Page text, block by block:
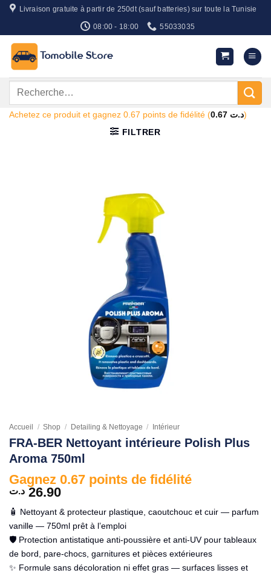
Passer
contenu
Livraison gratuite à partir de 250dt (sauf batteries) sur toute la Tunisie
08:00 - 18:00 55033035
Recherche
Achetez ce produit et gagnez 0.67 points de fidélité (0.67 د.ت)
FILTRER
Accueil / Shop / Detailing & Nettoyage / Intérieur
FRA-BER Nettoyant intérieure Polish Plus
Aroma 750ml
Gagnez 0.67 points de fidélité
26.90 د.ت
🧴 Nettoyant & protecteur plastique, caoutchouc et cuir — parfum
vanille — 750ml prêt à l’emploi
🛡️ Protection antistatique anti-poussière et anti-UV pour tableaux
de bord, pare-chocs, garnitures et pièces extérieures
✨ Formule sans décoloration ni effet gras — surfaces lisses et